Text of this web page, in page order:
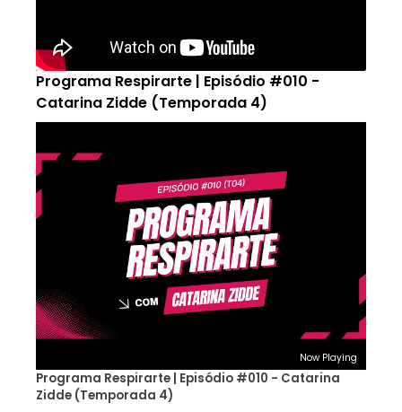
Programa Respirarte | Episódio #010 -
Catarina Zidde (Temporada 4)
Now Playing
Programa Respirarte | Episódio #010 - Catarina
Zidde (Temporada 4)